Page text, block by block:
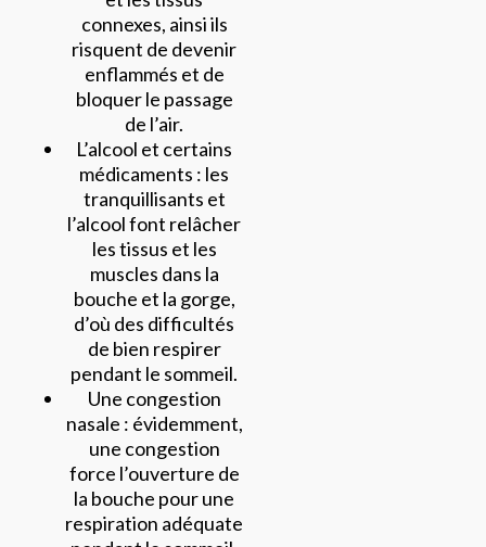
connexes, ainsi ils
risquent de devenir
enflammés et de
bloquer le passage
de l’air.
L’alcool et certains
médicaments : les
tranquillisants et
l’alcool font relâcher
les tissus et les
muscles dans la
bouche et la gorge,
d’où des difficultés
de bien respirer
pendant le sommeil.
Une congestion
nasale : évidemment,
une congestion
force l’ouverture de
la bouche pour une
respiration adéquate